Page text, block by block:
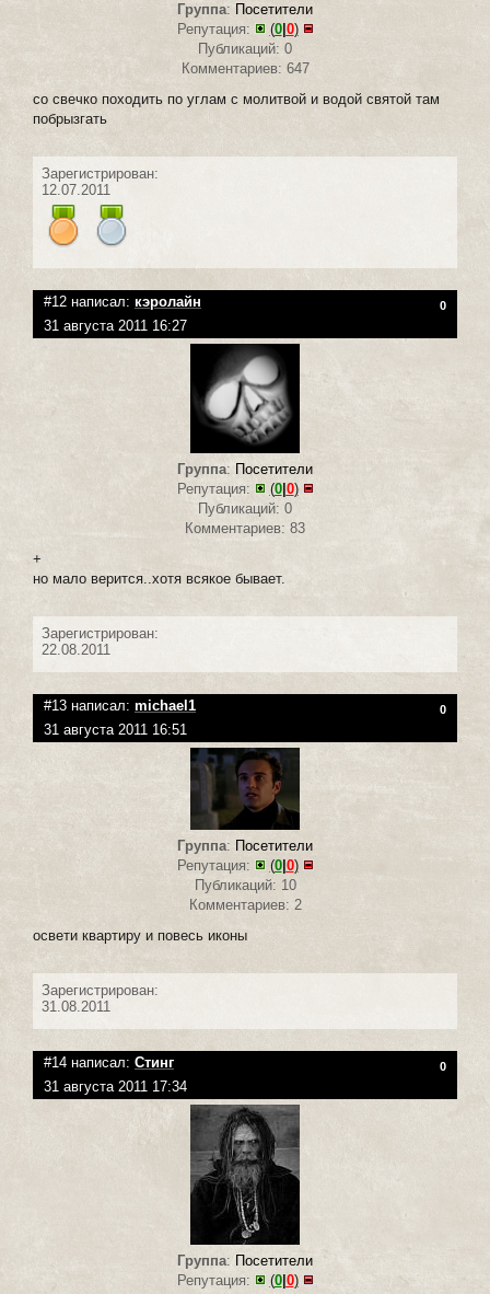
Группа: Посетители
Репутация:
(0| 0)
Публикаций: 0
Комментариев: 647
со свечко походить по углам с молитвой и водой святой там
побрызгать
Зарегистрирован:
12.07.2011
#12 написал: кэролайн 0
31 августа 2011 16:27
Группа: Посетители
Репутация:
(0| 0)
Публикаций: 0
Комментариев: 83
+
но мало верится..хотя всякое бывает.
Зарегистрирован:
22.08.2011
#13 написал: michael1 0
31 августа 2011 16:51
Группа: Посетители
Репутация:
(0| 0)
Публикаций: 10
Комментариев: 2
освети квартиру и повесь иконы
Зарегистрирован:
31.08.2011
#14 написал: Стинг 0
31 августа 2011 17:34
Группа: Посетители
Репутация:
(0| 0)